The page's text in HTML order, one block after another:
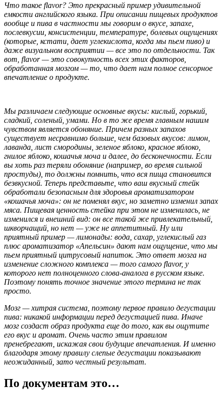
Что такое flavor? Это прекрасный пример удивительной
емкости английского языка. При описании пищевых продуктов
вообще и пива в частности мы говорим о вкусе, запахе,
послевкусии, консистенции, температуре, болевых ощущениях
(которые, кстати, дает углекислота, когда мы пьем пиво) и
даже визуальном восприятии — все это по отдельности. Так
вот, flavor — это совокупность всех этих факторов,
обработанная мозгом — то, что дает нам полное сенсорное
впечатление о продукте.
Мы различаем следующие основные вкусы: кислый, горький,
сладкий, соленый, умами. Но в то же время главным нашим
чувством является обоняние. Причем разных запахов
существует несравнимо больше, чем базовых вкусов: лимон,
лаванда, лист смородины, зеленое яблоко, красное яблоко,
гнилое яблоко, кошачья моча и далее, до бесконечности. Если
вы хоть раз теряли обоняние (например, во время сильной
простуды), то должны помнить, что вся пища становится
безвкусной. Теперь представьте, что ваш вкусный стейк
обработали безопасным для здоровья ароматизатором
«кошачья моча»: он не поменял вкус, но заметно изменил запах
мяса. Пищевая ценность стейка при этом не изменилась, не
изменился и внешний вид: он все такой же привлекательный,
шкворчащий, но нет — уже не аппетитный. Ну или
приятный пример — лимонады: вода, сахар, углекислый газ
плюс ароматизатор «Апельсин» дают нам ощущение, что мы
пьем приятный цитрусовый напиток. Это ответ мозга на
изменение сложного комплекса — того самого flavor, у
которого нет полноценного слова-аналога в русском языке.
Поэтому понять точное значение этого термина не так
просто.
​Мозг — хитрая система, поэтому первое правило дегустации
пива: никакой информации перед дегустацией пива. Иначе
мозг создаст образ продукта еще до того, как вы ощутите
его вкус и аромат. Очень часто этим правилом
пренебрегают, искажая свои будущие впечатления. И именно
благодаря этому правилу слепые дегустации показывают
неожиданный, зато честный результат.
По документам это…